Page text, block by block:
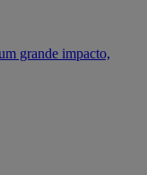
grande impacto,